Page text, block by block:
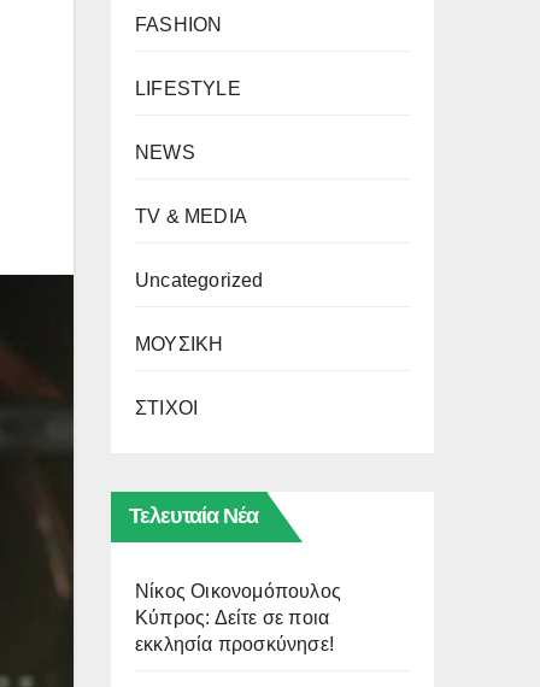
FASHION
LIFESTYLE
NEWS
TV & MEDIA
Uncategorized
ΜΟΥΣΙΚΗ
ΣΤΙΧΟΙ
Τελευταία Νέα
Νίκος Οικονομόπουλος
Κύπρος: Δείτε σε ποια
εκκλησία προσκύνησε!